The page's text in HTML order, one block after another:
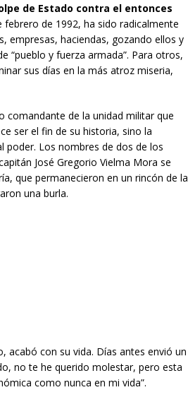
de Estado contra el entonces
febrero de 1992, ha sido radicalmente
empresas, haciendas, gozando ellos y
“pueblo y fuerza armada”. Para otros,
sus días en la más atroz miseria,
comandante de la unidad militar que
ser el fin de su historia, sino la
poder. Los nombres de dos de los
José Gregorio Vielma Mora se
que permanecieron en un rincón de la
una burla.
acabó con su vida. Días antes envió un
no te he querido molestar, pero esta
como nunca en mi vida”.